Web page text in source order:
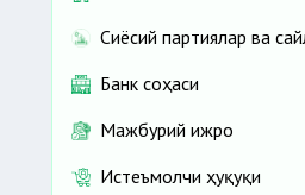
Сиёсий партиялар ва
Банк соҳаси
Мажбурий ижро
Истеъмолчи ҳуқуқи